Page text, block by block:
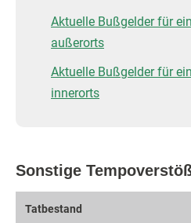
Aktuelle Bußgelder für
außerorts
Aktuelle Bußgelder für
innerorts
Sonstige
Tat­bestand